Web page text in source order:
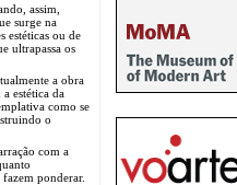
assim,
surge na
estéticas ou de
ultrapassa os
a obra
estética da
como se
o
com a
ponderar.